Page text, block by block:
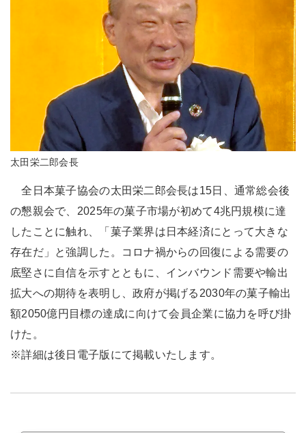
太田栄二郎会長
全日本菓子協会の太田栄二郎会長は15日、通常総会後
の懇親会で、2025年の菓子市場が初めて4兆円規模に達
したことに触れ、「菓子業界は日本経済にとって大きな
存在だ」と強調した。コロナ禍からの回復による需要の
底堅さに自信を示すとともに、インバウンド需要や輸出
拡大への期待を表明し、政府が掲げる2030年の菓子輸出
額2050億円目標の達成に向けて会員企業に協力を呼び掛
けた。
※詳細は後日電子版にて掲載いたします。